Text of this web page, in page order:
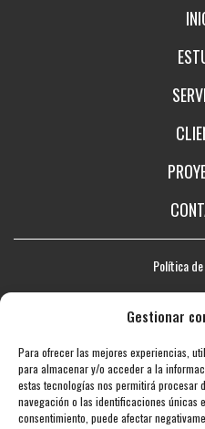
Gestionar
Para ofrecer las mejores experiencias,
para almacenar y/o acceder a la
estas tecnologías nos permitirá procesar
navegación o las identificaciones únicas
consentimiento, puede afectar
Política